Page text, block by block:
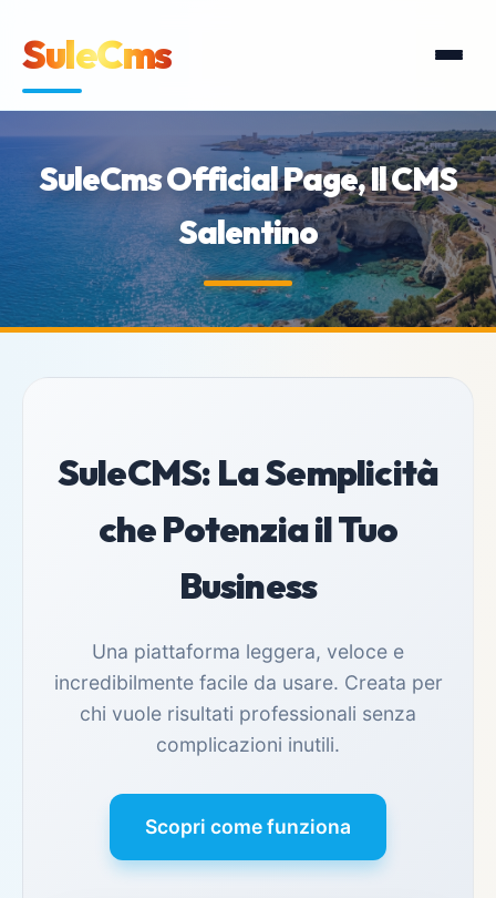
SuleCms
SuleCms Official Page, Il CMS
Salentino
SuleCMS: La Semplicità
che Potenzia il Tuo
Business
Una piattaforma leggera, veloce e
incredibilmente facile da usare. Creata per
chi vuole risultati professionali senza
complicazioni inutili.
Scopri come funziona